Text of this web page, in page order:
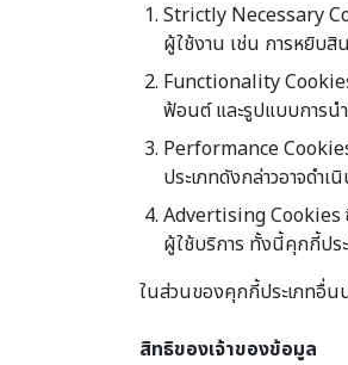
Strictly Necessary
ผู้ใช้งาน เช่น การหยิบสิ
Functionality
ฟ้อนต์ และรูปแบบการน
Performance
ประเภทดังกล่าวอาจดำ
Advertising Cookies
ผู้ใช้บริการ ทั้งนี้คุกกี้ปร
ในส่วนของคุกกี้ประเภทอื่น
สิทธิของเจ้าของข้อมูล